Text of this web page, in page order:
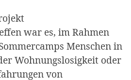
war es, im Rahmen
Menschen in
Wohnungslosigkeit oder
von